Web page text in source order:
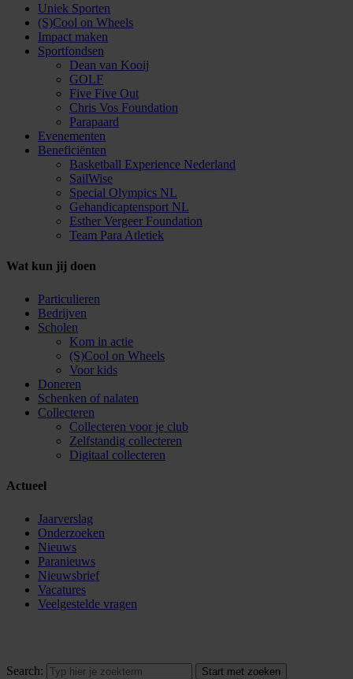
Uniek Sporten
(S)Cool on Wheels
Impact maken
Sportfondsen
Dean van Kooij
GOLF
Five Five Out
Chris Vos Foundation
Parapaard
Evenementen
Beneficiënten
Basketball Experience Nederland
SailWise
Special Olympics NL
Gehandicaptensport NL
Esther Vergeer Foundation
Team Para Atletiek
Wat kun jij doen
Particulieren
Bedrijven
Scholen
Kom in actie
(S)Cool on Wheels
Voor kids
Doneren
Schenken of nalaten
Collecteren
Collecteren voor je club
Zelfstandig collecteren
Digitaal collecteren
Actueel
Jaarverslag
Onderzoeken
Nieuws
Paranieuws
Nieuwsbrief
Vacatures
Veelgestelde vragen
Search: